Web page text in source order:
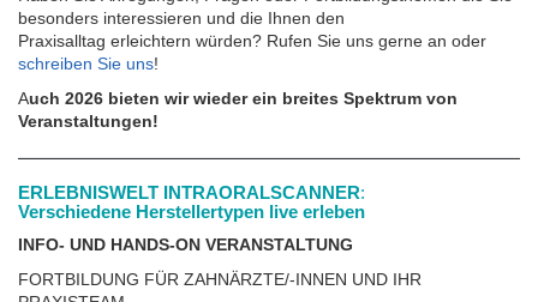
besonders interessieren und die Ihnen den
Praxisalltag erleichtern würden? Rufen Sie uns gerne an oder
schreiben Sie uns!
Auch 2026 bieten wir wieder ein breites Spektrum von
Veranstaltungen!
ERLEBNISWELT INTRAORALSCANNER:
Verschiedene Herstellertypen live erleben
INFO- UND HANDS-ON VERANSTALTUNG
FORTBILDUNG FÜR ZAHNÄRZTE/-INNEN UND IHR